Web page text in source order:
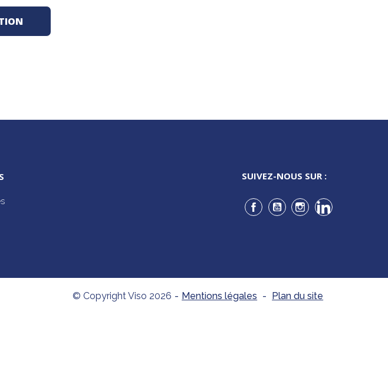
SUIVEZ-NOUS SUR :
Facebook
YouTubeInstagramLinkedIn
© Copyright Viso 2026 - Mentions légales - Plan du site